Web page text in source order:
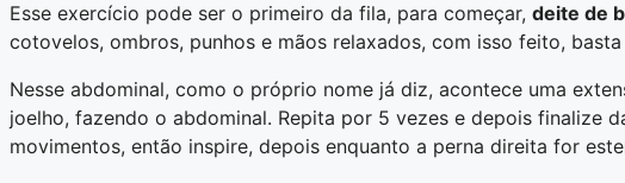
Esse exercício pode ser o primeiro da fila, para começar, deite de
cotovelos, ombros, punhos e mãos relaxados, com isso feito,
Nesse abdominal, como o próprio nome já diz, acontece uma
joelho, fazendo o abdominal. Repita por 5 vezes e depois finalize
movimentos, então inspire, depois enquanto a perna direita for